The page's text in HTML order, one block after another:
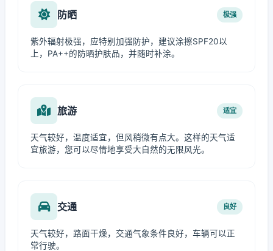
防晒 极强
紫外辐射极强，应特别加强防护，建议涂擦SPF20以
上，PA++的防晒护肤品，并随时补涂。
旅游 适宜
天气较好，温度适宜，但风稍微有点大。这样的天气适
宜旅游，您可以尽情地享受大自然的无限风光。
交通 良好
天气较好，路面干燥，交通气象条件良好，车辆可以正
常行驶。